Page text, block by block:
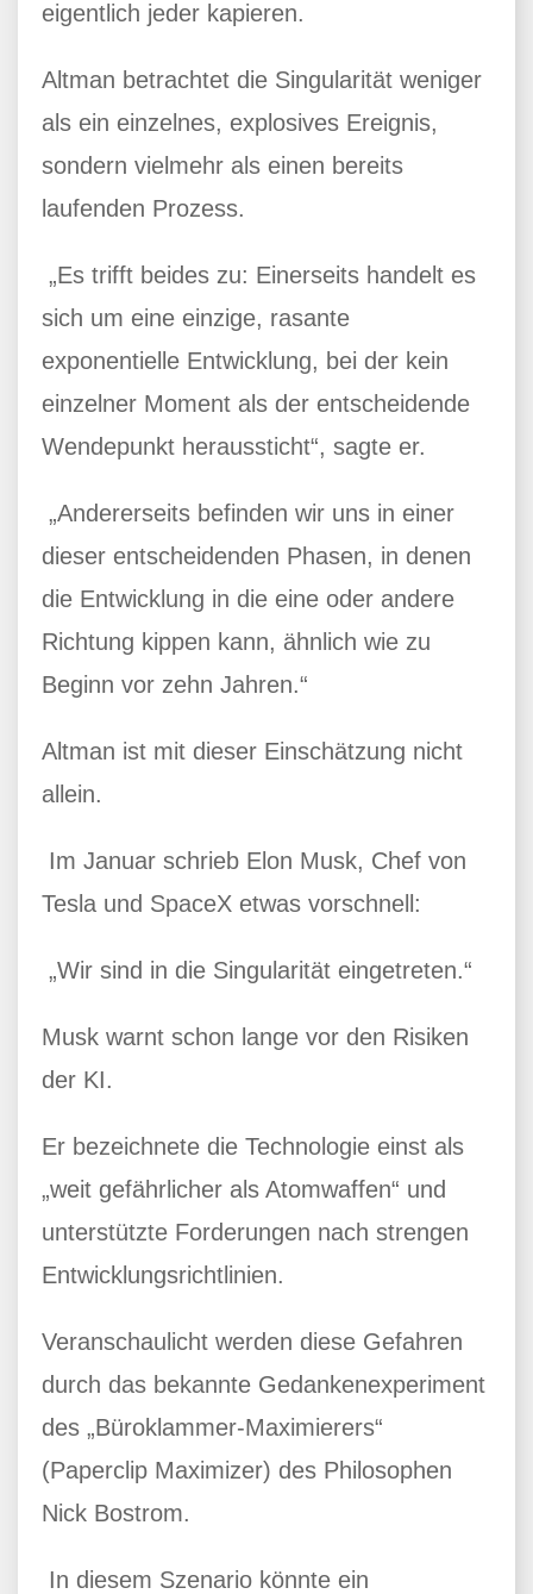
eigentlich jeder kapieren.
Altman betrachtet die Singularität weniger
als ein einzelnes, explosives Ereignis,
sondern vielmehr als einen bereits
laufenden Prozess.
„Es trifft beides zu: Einerseits handelt es
sich um eine einzige, rasante
exponentielle Entwicklung, bei der kein
einzelner Moment als der entscheidende
Wendepunkt heraussticht“, sagte er.
„Andererseits befinden wir uns in einer
dieser entscheidenden Phasen, in denen
die Entwicklung in die eine oder andere
Richtung kippen kann, ähnlich wie zu
Beginn vor zehn Jahren.“
Altman ist mit dieser Einschätzung nicht
allein.
Im Januar schrieb Elon Musk, Chef von
Tesla und SpaceX etwas vorschnell:
„Wir sind in die Singularität eingetreten.“
Musk warnt schon lange vor den Risiken
der KI.
Er bezeichnete die Technologie einst als
„weit gefährlicher als Atomwaffen“ und
unterstützte Forderungen nach strengen
Entwicklungsrichtlinien.
Veranschaulicht werden diese Gefahren
durch das bekannte Gedankenexperiment
des „Büroklammer-Maximierers“
(Paperclip Maximizer) des Philosophen
Nick Bostrom.
In diesem Szenario könnte ein